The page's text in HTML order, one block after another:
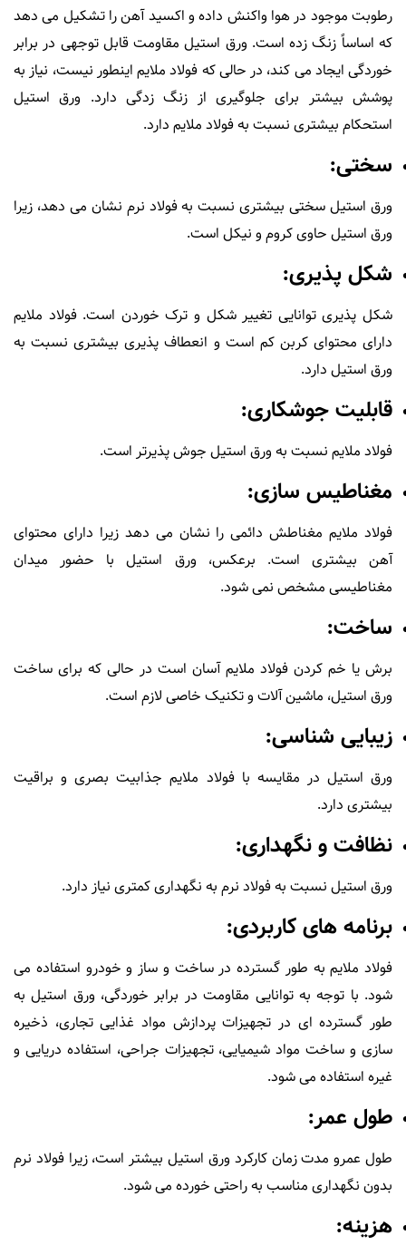
رطوبت موجود در هوا واکنش داده و اکسید آهن را تشکیل می دهد
که اساساً زنگ زده است. ورق استیل مقاومت قابل توجهی در برابر
خوردگی ایجاد می کند، در حالی که فولاد ملایم اینطور نیست، نیاز به
پوشش بیشتر برای جلوگیری از زنگ زدگی دارد. ورق استیل
استحکام بیشتری نسبت به فولاد ملایم دارد.
سختی:
ورق استیل سختی بیشتری نسبت به فولاد نرم نشان می دهد، زیرا
ورق استیل حاوی کروم و نیکل است.
شکل پذیری:
شکل پذیری توانایی تغییر شکل و ترک خوردن است. فولاد ملایم
دارای محتوای کربن کم است و انعطاف پذیری بیشتری نسبت به
ورق استیل دارد.
قابلیت جوشکاری:
فولاد ملایم نسبت به ورق استیل جوش پذیرتر است.
مغناطیس سازی:
فولاد ملایم مغناطش دائمی را نشان می دهد زیرا دارای محتوای
آهن بیشتری است. برعکس، ورق استیل با حضور میدان
مغناطیسی مشخص نمی شود.
ساخت:
برش یا خم کردن فولاد ملایم آسان است در حالی که برای ساخت
ورق استیل، ماشین آلات و تکنیک خاصی لازم است.
زیبایی شناسی:
ورق استیل در مقایسه با فولاد ملایم جذابیت بصری و براقیت
بیشتری دارد.
نظافت و نگهداری:
ورق استیل نسبت به فولاد نرم به نگهداری کمتری نیاز دارد.
برنامه های کاربردی:
فولاد ملایم به طور گسترده در ساخت و ساز و خودرو استفاده می
شود. با توجه به توانایی مقاومت در برابر خوردگی، ورق استیل به
طور گسترده ای در تجهیزات پردازش مواد غذایی تجاری، ذخیره
سازی و ساخت مواد شیمیایی، تجهیزات جراحی، استفاده دریایی و
غیره استفاده می شود.
طول عمر:
طول عمرو مدت زمان کارکرد ورق استیل بیشتر است، زیرا فولاد نرم
بدون نگهداری مناسب به راحتی خورده می شود.
هزینه: